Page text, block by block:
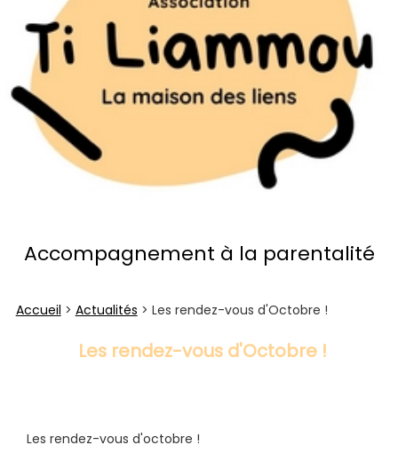
Accompagnement à la parentalité
Accueil > Actualités > Les rendez-vous d'Octobre !
Les rendez-vous d'Octobre !
Les rendez-vous d'octobre !